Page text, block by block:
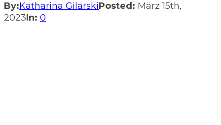
By:Katharina GilarskiPosted: März 15th,
2023In: 0